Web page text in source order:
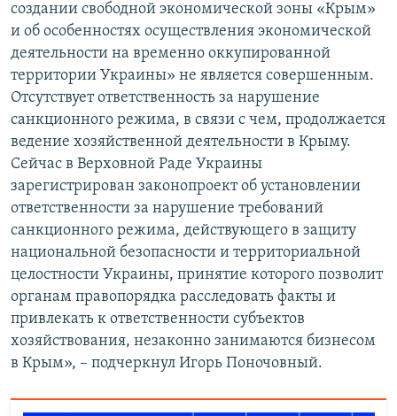
создании свободной экономической зоны «Крым»
и об особенностях осуществления экономической
деятельности на временно оккупированной
территории Украины» не является совершенным.
Отсутствует ответственность за нарушение
санкционного режима, в связи с чем, продолжается
ведение хозяйственной деятельности в Крыму.
Сейчас в Верховной Раде Украины
зарегистрирован законопроект об установлении
ответственности за нарушение требований
санкционного режима, действующего в защиту
национальной безопасности и территориальной
целостности Украины, принятие которого позволит
органам правопорядка расследовать факты и
привлекать к ответственности субъектов
хозяйствования, незаконно занимаются бизнесом
в Крым», – подчеркнул Игорь Поночовный.